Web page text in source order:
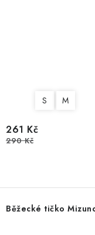
S M
261 Kč
290 Kč
Běžecké tičko